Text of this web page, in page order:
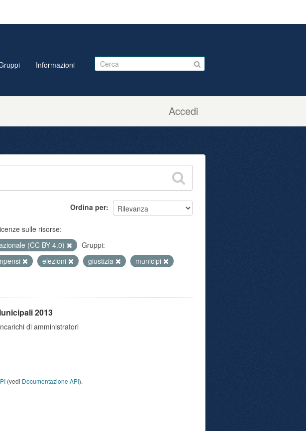
Accedi
Informazioni
Ordina per
sulle risorse:
(CC BY 4.0)
Gruppi:
elezioni giustizia
municipi
2013
di amministratori
(vedi Documentazione API).